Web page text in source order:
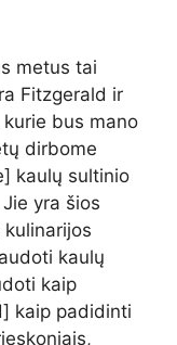
metus tai
Fitzgerald ir
bus mano
dirbome
kaulų sultinio
yra šios
kaulų
kaip
kaip padidinti